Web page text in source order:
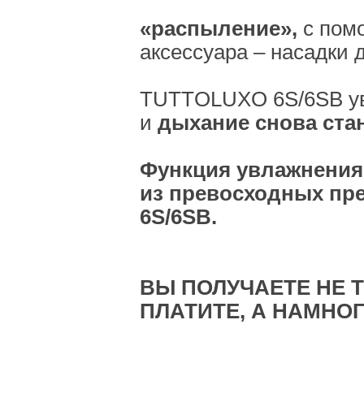
«распыление», с
аксессуара – насадки
TUTTOLUXO 6S/6SB
и дыхание снова
Функция
из превосходных
6S/6SB.
ВЫ ПОЛУЧАЕТЕ НЕ
ПЛАТИТЕ, А